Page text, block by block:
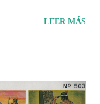
LEER MÁS